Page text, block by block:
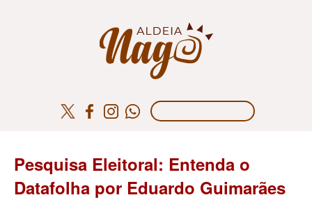
Pesquisa Eleitoral: Entenda o
Datafolha por Eduardo Guimarães